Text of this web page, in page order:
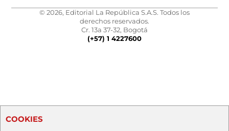
© 2026, Editorial La República S.A.S. Todos los
derechos reservados.
Cr. 13a 37-32, Bogotá
(+57) 1 4227600
COOKIES